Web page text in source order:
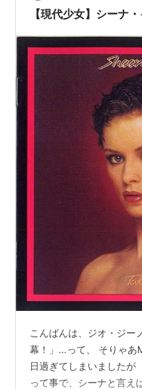
ルブーケの香り つ…
【現代少女】シーナ
こんばんは、ジオ・ジー
幕！」…って、 そりゃあ
日過ぎてしまいましたが
って事で、シーナと言え